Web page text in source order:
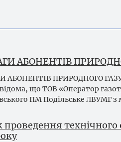
АБОНЕНТІВ
АБОНЕНТІВ ПРИРОДНОГО
що ТОВ «Оператор
ПМ Подільське ЛВУМГ
проведення